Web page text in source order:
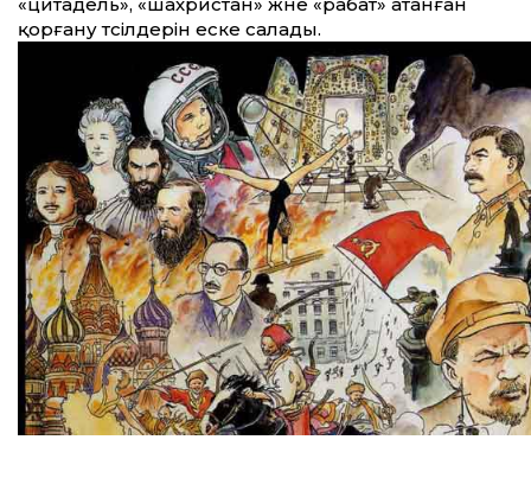
«цитадель», «шахристан» және «рабат» атанған
қорғану тәсілдерін еске салады.